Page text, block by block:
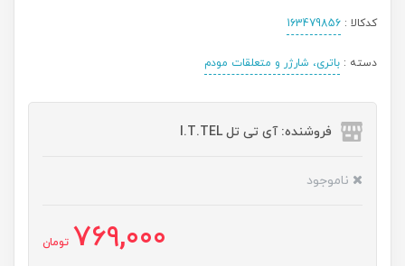
کدکالا : 163479856
دسته : باتری، شارژر و متعلقات مودم
فروشنده: آی تی تل I.T.TEL
ناموجود
769,000 تومان